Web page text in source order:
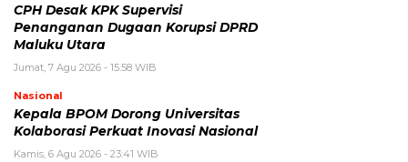
CPH Desak KPK Supervisi
Penanganan Dugaan Korupsi DPRD
Maluku Utara
Jumat, 7 Agu 2026 - 15:58 WIB
Nasional
Kepala BPOM Dorong Universitas
Kolaborasi Perkuat Inovasi Nasional
Kamis, 6 Agu 2026 - 23:41 WIB